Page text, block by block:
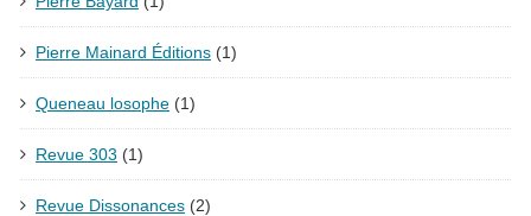
Pierre Mainard Éditions (1)
Queneau losophe (1)
Revue 303 (1)
Revue Dissonances (2)